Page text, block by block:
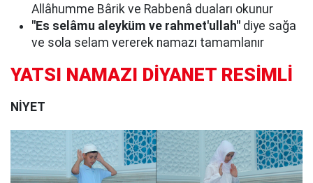
Allâhumme Bârik ve Rabbenâ duaları okunur
"Es selâmu aleyküm ve rahmet'ullah" diye sağa
ve sola selam vererek namazı tamamlanır
YATSI NAMAZI DİYANET RESİMLİ
NİYET